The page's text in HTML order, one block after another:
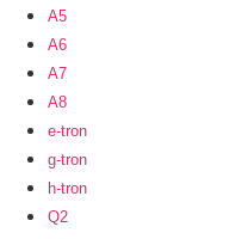
A5
A6
A7
A8
e-tron
g-tron
h-tron
Q2